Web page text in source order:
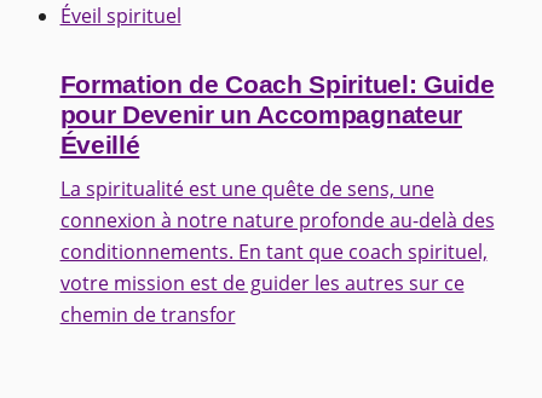
Éveil spirituel
Formation de Coach Spirituel: Guide
pour Devenir un Accompagnateur
Éveillé
La spiritualité est une quête de sens, une
connexion à notre nature profonde au-delà des
conditionnements. En tant que coach spirituel,
votre mission est de guider les autres sur ce
chemin de transfor